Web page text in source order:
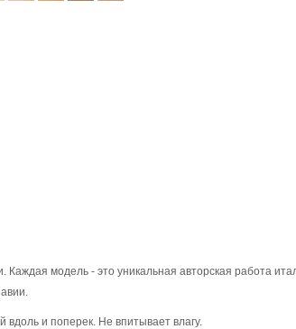
модель - это уникальная авторская работа
вдоль и поперек. Не впитывает влагу.